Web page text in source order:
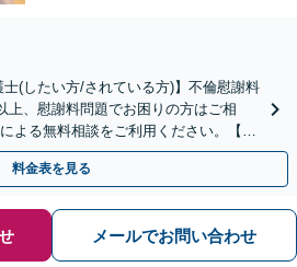
士(したい方/されている方)】不倫慰謝料
上、慰謝料問題でお困りの方はご相
よる無料相談をご利用ください。【不
】
料金表を見る
メールでお問い合わせ